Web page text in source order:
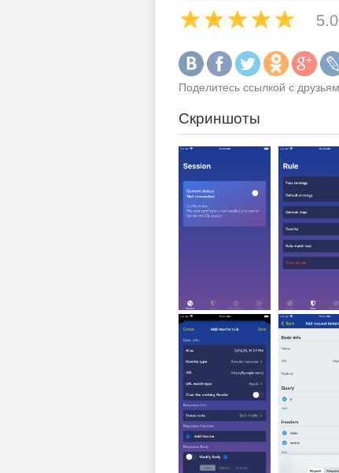
Поделитесь ссылкой с
Скриншоты